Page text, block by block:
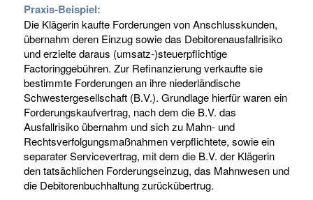
Praxis-Beispiel:
Die Klägerin kaufte Forderungen von Anschlusskunden,
übernahm deren Einzug sowie das Debitorenausfallrisiko
und erzielte daraus (umsatz-)steuerpflichtige
Factoringgebühren. Zur Refinanzierung verkaufte sie
bestimmte Forderungen an ihre niederländische
Schwestergesellschaft (B.V.). Grundlage hierfür waren ein
Forderungskaufvertrag, nach dem die B.V. das
Ausfallrisiko übernahm und sich zu Mahn- und
Rechtsverfolgungsmaßnahmen verpflichtete, sowie ein
separater Servicevertrag, mit dem die B.V. der Klägerin
den tatsächlichen Forderungseinzug, das Mahnwesen und
die Debitorenbuchhaltung zurückübertrug.